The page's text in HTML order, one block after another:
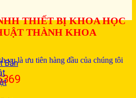
THIẾT BỊ KHOA HỌC
THÀNH KHOA
vụ là ưu tiên hàng đầu của chúng tôi
Bản